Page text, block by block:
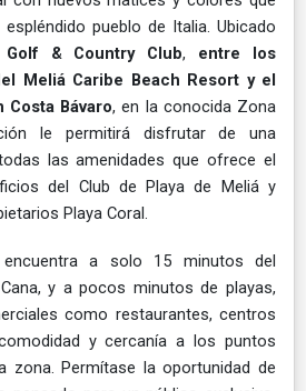
pueblo de Italia. Ubicado
& Country Club, entre los
Meliá Caribe Beach Resort y el
Costa Bávaro, en la conocida Zona
le permitirá disfrutar de una
las amenidades que ofrece el
del Club de Playa de Meliá y
Playa Coral.
a solo 15 minutos del
y a pocos minutos de playas,
como restaurantes, centros
y cercanía a los puntos
zona. Permítase la oportunidad de